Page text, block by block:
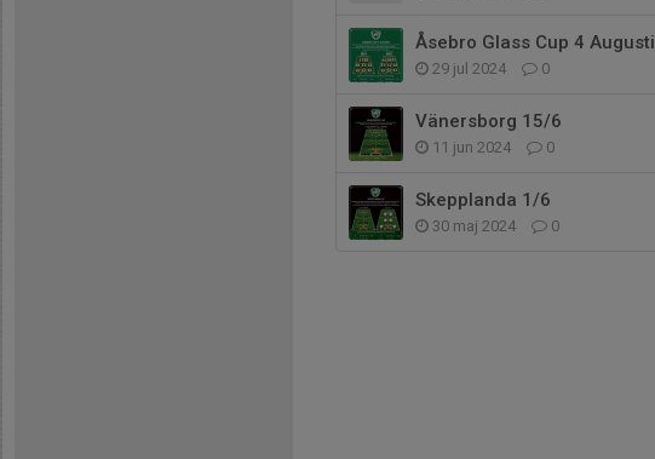
Åsebro Glass Cup 4 Augusti
29 jul 2024 0
Vänersborg 15/6
11 jun 2024 0
Skepplanda 1/6
30 maj 2024 0